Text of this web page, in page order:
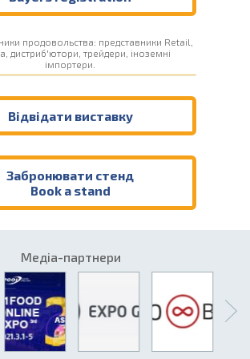
продовольства: представники Retail,
дистриб'ютори, трейдери, іноземні
імпортери.
Відвідати виставку
Забронювати стенд
Book a stand
Медіа-партнери